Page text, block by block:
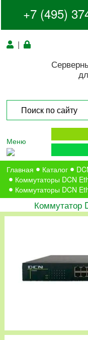
+7 (495)
|
Меню
Главная Каталог
Коммутаторы DCN
Коммутаторы DCN
Коммутатор